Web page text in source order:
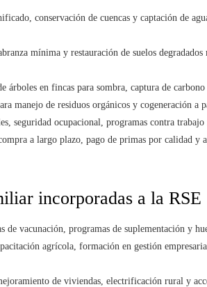
conservación de cuencas y captación de
mínima y restauración de suelos degradados
árboles en fincas para sombra, captura de
manejo de residuos orgánicos y cogeneración a
seguridad ocupacional, programas contra
a largo plazo, pago de primas por calidad y
incorporadas a la RSE
de vacunación, programas de suplementación y
agrícola, formación en gestión
de viviendas, electrificación rural y